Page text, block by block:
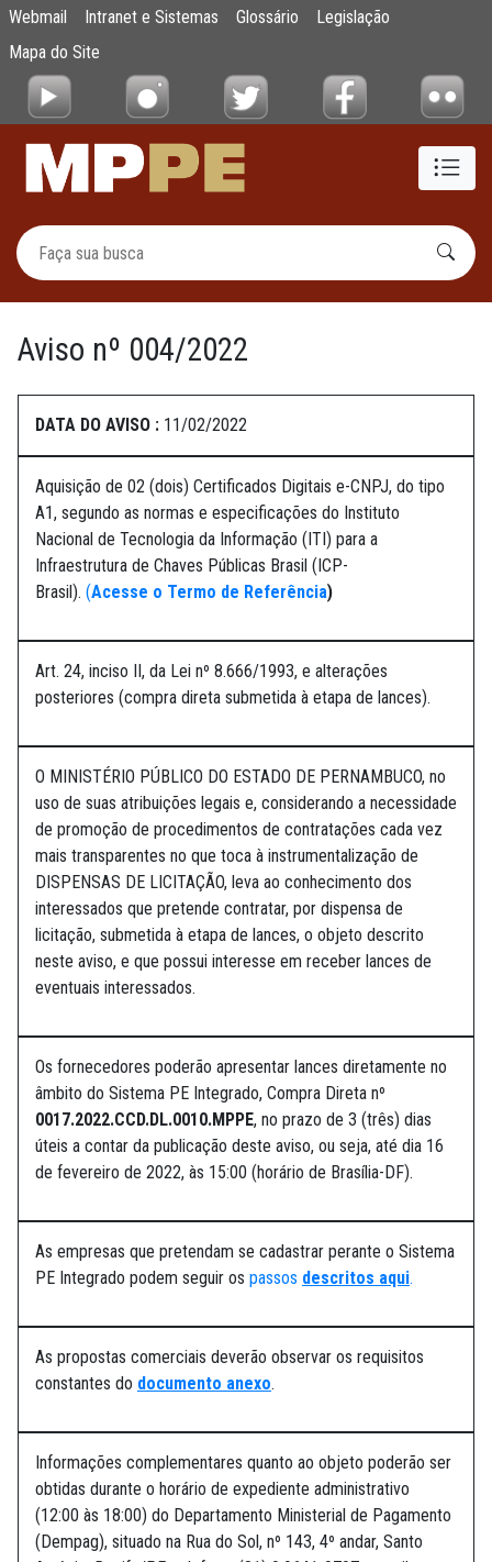
Pular para o Conteúdo principal
Aviso nº 004/2022
Webmail Intranet e Sistemas Glossário
Legislação
Mapa do Site
Aviso nº 004/2022
DATA DO AVISO : 11/02/2022
Aquisição de 02 (dois) Certificados Digitais e-CNPJ, do tipo
A1, segundo as normas e especificações do Instituto
Nacional de Tecnologia da Informação (ITI) para a
Infraestrutura de Chaves Públicas Brasil (ICP-
Brasil). (Acesse o Termo de Referência)
Art. 24, inciso II, da Lei nº 8.666/1993, e alterações
posteriores (compra direta submetida à etapa de lances).
O MINISTÉRIO PÚBLICO DO ESTADO DE PERNAMBUCO, no
uso de suas atribuições legais e, considerando a necessidade
de promoção de procedimentos de contratações cada vez
mais transparentes no que toca à instrumentalização de
DISPENSAS DE LICITAÇÃO, leva ao conhecimento dos
interessados que pretende contratar, por dispensa de
licitação, submetida à etapa de lances, o objeto descrito
neste aviso, e que possui interesse em receber lances de
eventuais interessados.
Os fornecedores poderão apresentar lances diretamente no
âmbito do Sistema PE Integrado, Compra Direta nº
0017.2022.CCD.DL.0010.MPPE, no prazo de 3 (três) dias
úteis a contar da publicação deste aviso, ou seja, até dia 16
de fevereiro de 2022, às 15:00 (horário de Brasília-DF).
As empresas que pretendam se cadastrar perante o Sistema
PE Integrado podem seguir os passos descritos aqui.
As propostas comerciais deverão observar os requisitos
constantes do documento anexo.
Informações complementares quanto ao objeto poderão ser
obtidas durante o horário de expediente administrativo
(12:00 às 18:00) do Departamento Ministerial de Pagamento
(Dempag), situado na Rua do Sol, nº 143, 4º andar, Santo